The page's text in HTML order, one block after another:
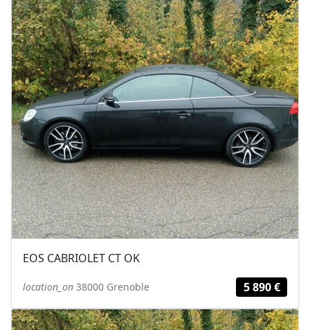
EOS CABRIOLET CT OK
location_on 38000 Grenoble 5 890 €